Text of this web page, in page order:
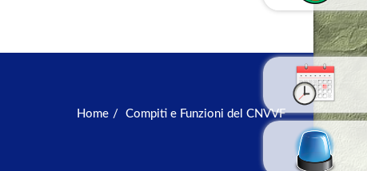
Home Compiti e Funzioni del CNVVF